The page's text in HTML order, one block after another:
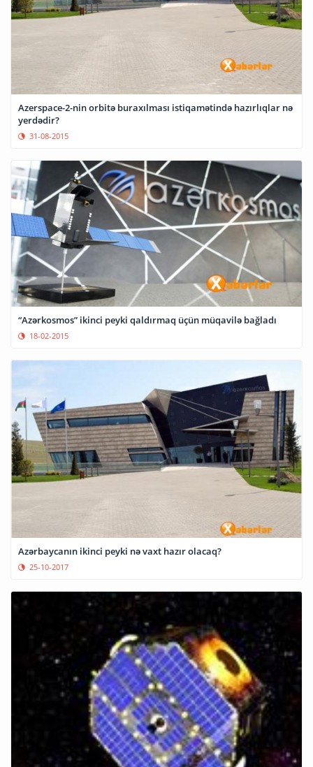
Azerspace-2-nin orbitə buraxılması istiqamətində hazırlıqlar nə
yerdədir?
31-08-2015
“Azərkosmos” ikinci peyki qaldırmaq üçün müqavilə bağladı
18-02-2015
Azərbaycanın ikinci peyki nə vaxt hazır olacaq?
25-10-2017